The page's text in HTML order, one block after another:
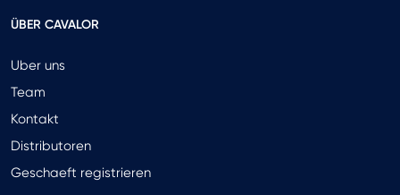
ÜBER CAVALOR
Uber uns
Team
Kontakt
Distributoren
Geschaeft registrieren